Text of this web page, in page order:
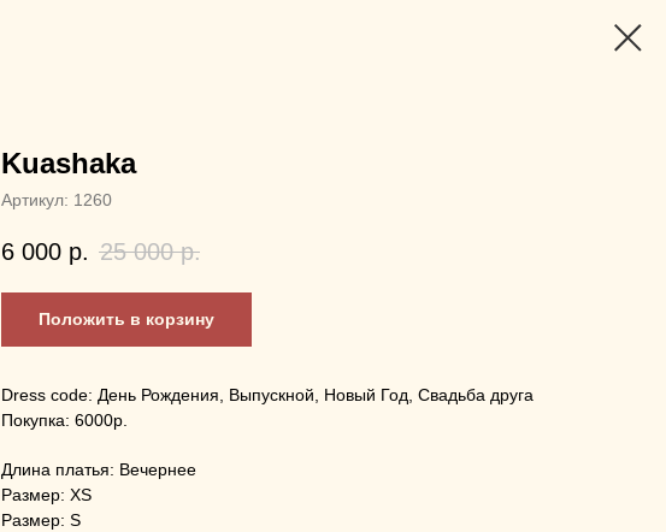
Kuashaka
Артикул: 1260
6 000 р. 25 000 р.
Положить в корзину
Dress code: День Рождения, Выпускной, Новый Год, Свадьба друга
Покупка: 6000p.
Длина платья: Вечернее
Размер: XS
Размер: S